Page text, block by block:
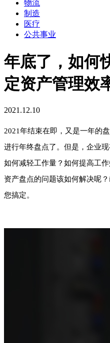
物流
制造
医疗
公共事业
年底了，如何
定资产管理效
2021.12.10
2021年结束在即，又是一年的
进行年终盘点了。但是，企业
如何减轻工作量？如何提高工
资产盘点的问题该如何解决呢
您搞定。